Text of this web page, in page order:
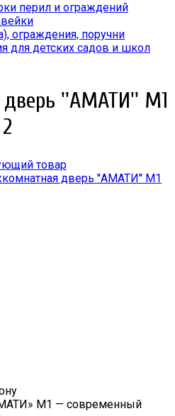
перил и ограждений
ограждения, поручни
для детских садов и школ
''АМАТИ'' М1
товар
M1 — современный